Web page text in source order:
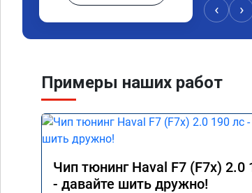
‹ ›
Примеры наших работ
Чип тюнинг Haval F7 (F7x) 2.0
- давайте шить дружно!